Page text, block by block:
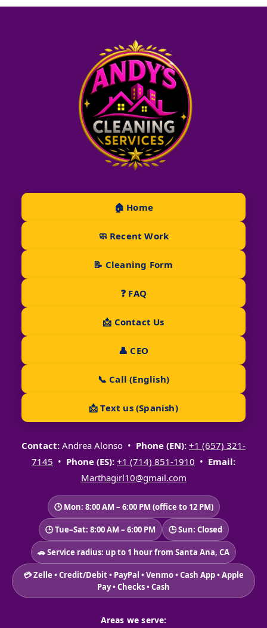
🏠 Home
🧼 Recent Work
📝 Cleaning Form
❓ FAQ
📩 Contact Us
👤 CEO
📞 Call (English)
📩 Text us (Spanish)
Contact: Andrea Alonso • Phone (EN): +1 (657) 321-
7145 • Phone (ES): +1 (714) 851-1910 • Email:
Marthagirl10@gmail.com
🕒 Mon: 8:00 AM – 6:00 PM (office to 12 PM)
🕒 Tue–Sat: 8:00 AM – 6:00 PM 🕒 Sun: Closed
🚗 Service radius: up to 1 hour from Santa Ana, CA
💳 Zelle • Credit/Debit • PayPal • Venmo • Cash App • Apple
Pay • Checks • Cash
Areas we serve: